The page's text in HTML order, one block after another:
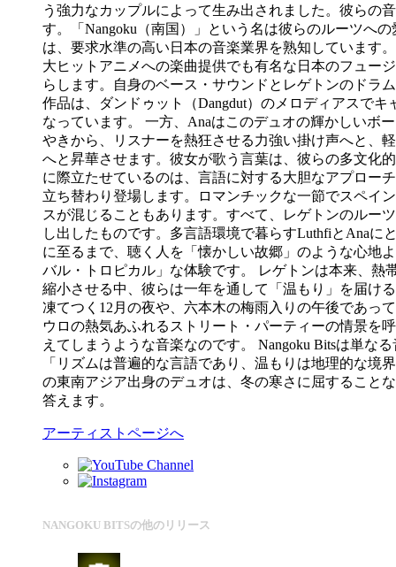
う強力なカップルによって生み出されました。彼らの
す。「Nangoku（南国）」という名は彼らのルーツへ
は、要求水準の高い日本の音楽業界を熟知しています
大ヒットアニメへの楽曲提供でも有名な日本のフュー
らします。自身のベース・サウンドとレゲトンのドラ
作品は、ダンドゥット（Dangdut）のメロディアスで
なっています。 一方、Anaはこのデュオの輝かしいボ
やきから、リスナーを熱狂させる力強い掛け声へと、
へと昇華させます。彼女が歌う言葉は、彼らの多文化
に際立たせているのは、言語に対する大胆なアプロー
立ち替わり登場します。ロマンチックな一節でスペイ
スが混じることもあります。すべて、レゲトンのルー
し出したものです。多言語環境で暮らすLuthfiとAna
に至るまで、聴く人を「懐かしい故郷」のような心地
バル・トロピカル」な体験です。 レゲトンは本来、熱
縮小させる中、彼らは一年を通して「温もり」を届け
凍てつく12月の夜や、六本木の梅雨入りの午後であっ
ウロの熱気あふれるストリート・パーティーの情景を
えてしまうような音楽なのです。 Nangoku Bitsは単な
「リズムは普遍的な言語であり、温もりは地理的な
の東南アジア出身のデュオは、冬の寒さに屈すること
答えます。
アーティストページへ
NANGOKU BITSの他のリリース